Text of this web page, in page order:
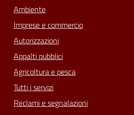
Ambiente
Imprese e commercio
Autorizzazioni
Appalti pubblici
Agricoltura e pesca
Tutti i servizi
Reclami e segnalazioni